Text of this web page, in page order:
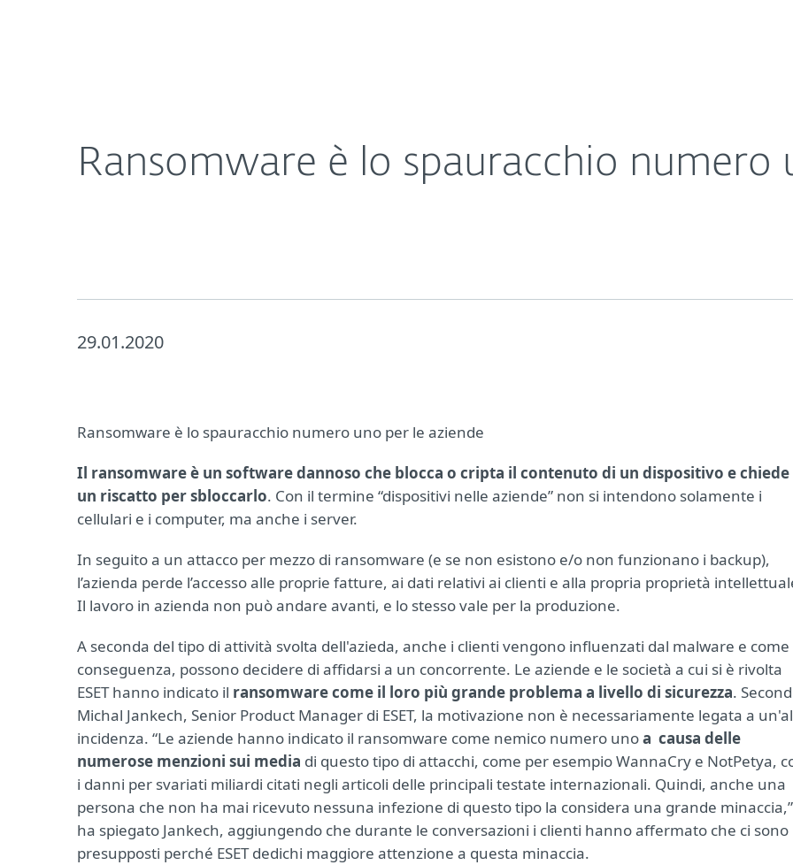
Ransomware è lo spauracchio numero
29.01.2020
Ransomware è lo spauracchio numero uno per le aziende
Il ransomware è un software dannoso che blocca o cripta il contenuto di un dispositivo e chiede
un riscatto per sbloccarlo. Con il termine “dispositivi nelle aziende” non si intendono solamente i
cellulari e i computer, ma anche i server.
In seguito a un attacco per mezzo di ransomware (e se non esistono e/o non funzionano i backup),
l’azienda perde l’accesso alle proprie fatture, ai dati relativi ai clienti e alla propria proprietà
Il lavoro in azienda non può andare avanti, e lo stesso vale per la produzione.
A seconda del tipo di attività svolta dell'azieda, anche i clienti vengono influenzati dal malware e come
conseguenza, possono decidere di affidarsi a un concorrente. Le aziende e le società a cui si è rivolta
ESET hanno indicato il ransomware come il loro più grande problema a livello di sicurezza.
Michal Jankech, Senior Product Manager di ESET, la motivazione non è necessariamente legata a
incidenza. “Le aziende hanno indicato il ransomware come nemico numero unoa causa delle
numerose menzioni sui media di questo tipo di attacchi, come per esempio WannaCry e NotPetya,
i danni per svariati miliardi citati negli articoli delle principali testate internazionali. Quindi, anche una
persona che non ha mai ricevuto nessuna infezione di questo tipo la considera una grande minaccia,”
ha spiegato Jankech, aggiungendo che durante le conversazioni i clienti hanno affermato che ci sono
presupposti perché ESET dedichi maggiore attenzione a questa minaccia.